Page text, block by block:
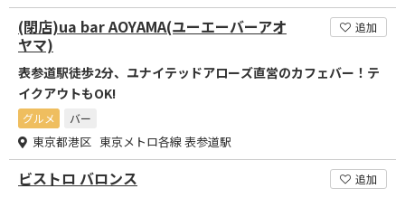
(閉店)ua bar AOYAMA(ユーエーバーアオ
ヤマ)
追加
表参道駅徒歩2分、ユナイテッドアローズ直営のカフェバー！テ
イクアウトもOK!
グルメ バー
東京都港区 東京メトロ各線 表参道駅
ビストロ バロンス 追加